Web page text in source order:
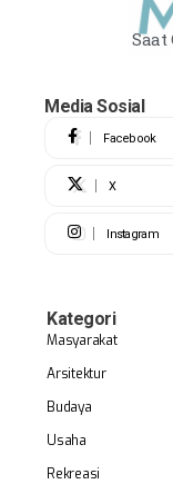
Saat
Media Sosial
Facebook
X
Instagram
Kategori
Masyarakat
Arsitektur
Budaya
Usaha
Rekreasi